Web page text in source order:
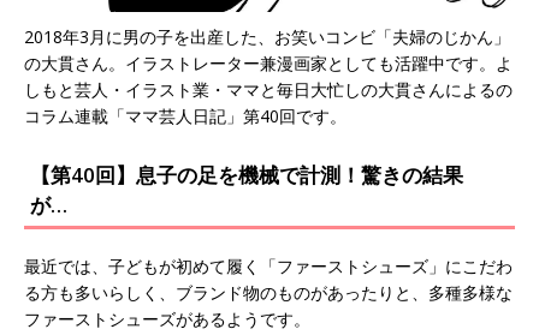
2018年3月に男の子を出産した、お笑いコンビ「夫婦のじかん」
の大貫さん。イラストレーター兼漫画家としても活躍中です。よ
しもと芸人・イラスト業・ママと毎日大忙しの大貫さんによるの
コラム連載「ママ芸人日記」第40回です。
【第40回】息子の足を機械で計測！驚きの結果
が…
最近では、子どもが初めて履く「ファーストシューズ」にこだわ
る方も多いらしく、ブランド物のものがあったりと、多種多様な
ファーストシューズがあるようです。